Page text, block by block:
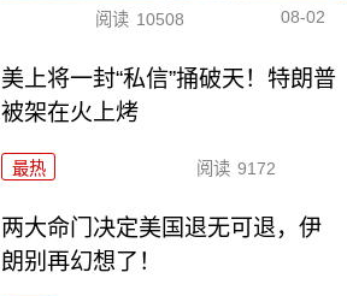
阅读 10508 08-02
美上将一封“私信”捅破天！特朗普
被架在火上烤
最热 阅读 9172
两大命门决定美国退无可退，伊
朗别再幻想了！